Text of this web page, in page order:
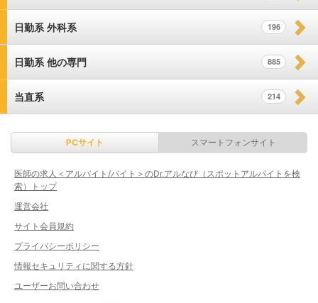
日勤系 外科系 196
日勤系 他の専門 885
当直系 214
PCサイト スマートフォンサイト
医師の求人＜アルバイト/バイト＞のDr.アルなび（スポットアルバイトを検
索）トップ
運営会社
サイト会員規約
プライバシーポリシー
情報セキュリティに関する方針
ユーザーお問い合わせ